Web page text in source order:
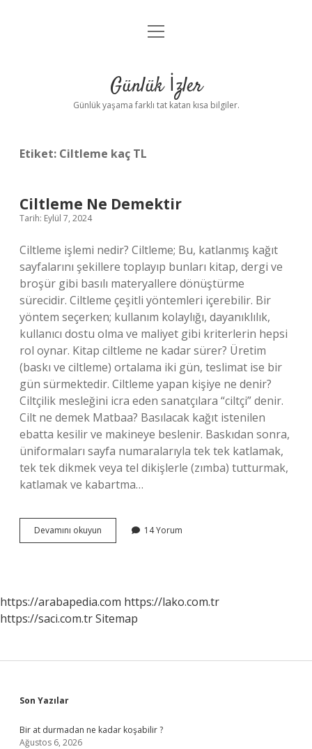
Anasayfa
Yasal Uyarı
menüyü
Günlük İzler
Günlük yaşama farklı tat katan kısa bilgiler.
Etiket: Ciltleme kaç TL
Ciltleme Ne Demektir
Tarih: Eylül 7, 2024
Ciltleme işlemi nedir? Ciltleme; Bu, katlanmış kağıt
sayfalarını şekillere toplayıp bunları kitap, dergi ve
broşür gibi basılı materyallere dönüştürme
sürecidir. Ciltleme çeşitli yöntemleri içerebilir. Bir
yöntem seçerken; kullanım kolaylığı, dayanıklılık,
kullanıcı dostu olma ve maliyet gibi kriterlerin hepsi
rol oynar. Kitap ciltleme ne kadar sürer? Üretim
(baskı ve ciltleme) ortalama iki gün, teslimat ise bir
gün sürmektedir. Ciltleme yapan kişiye ne denir?
Ciltçilik mesleğini icra eden sanatçılara “ciltçi” denir.
Cilt ne demek Matbaa? Basılacak kağıt istenilen
ebatta kesilir ve makineye beslenir. Baskıdan sonra,
üniformaları sayfa numaralarıyla tek tek katlamak,
tek tek dikmek veya tel dikişlerle (zımba) tutturmak,
katlamak ve kabartma…
Devamını okuyun Ciltleme
Ne
14 Yorum
https://arabapedia.com https://lako.com.tr
https://saci.com.trSitemap
Sidebar
Son Yazılar
Bir at durmadan ne kadar koşabilir ?
Ağustos 6, 2026